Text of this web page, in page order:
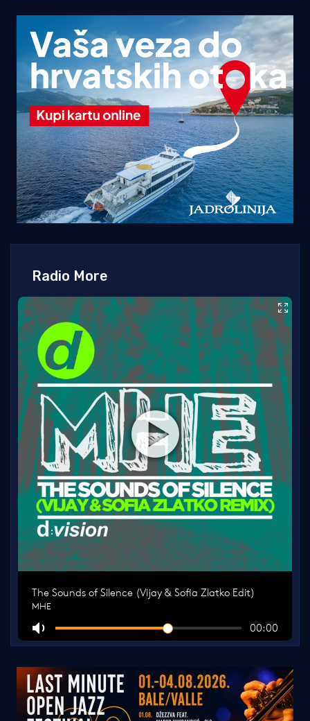
Radio More